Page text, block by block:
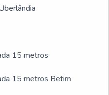
15 metros
15 metros Betim